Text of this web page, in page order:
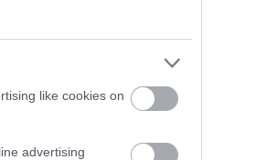
like cookies on
advertising
2023.
Első
elválasztás
enantioszémia
3)
entozoológia (1)
Erdélyi
eredettörténet